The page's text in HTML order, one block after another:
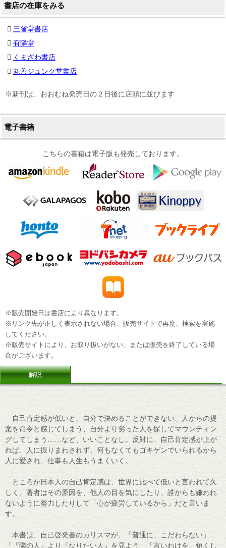
書店の在庫をみる
三省堂書店
有隣堂
くまざわ書店
丸善ジュンク堂書店
※新刊は、おおむね発売日の２日後に店頭に並びます
電子書籍
こちらの書籍は電子版も発売しております。
※販売開始日は書店により異なります。
※リンク先が正しく表示されない場合、販売サイトで再度、検索を実施
してください。
※販売サイトにより、お取り扱いがない、または販売を終了している場
合がございます。
解説
自己肯定感が低いと、自分で決めることができない、人からの提
案を命令と感じてしまう、自分より劣った人を探してマウンティン
グしてしまう……など、いいことなし。反対に、自己肯定感が上が
れば、人に振りまわされず、何もなくてもゴキゲンでいられるから
人に愛され、仕事も人生もうまくいく。
ところが日本人の自己肯定感は、世界に比べて低いと言われて久
しく、著者はその原因を、他人の目を気にしたり、誰からも嫌われ
ないように努力したりして「心が疲労しているから」だと言いま
す。
本書は、自己啓発書のカリスマが、「普通に、こだわらない」
「『隣の人』より『なりたい人』を見よう」「言いわけを、短くし